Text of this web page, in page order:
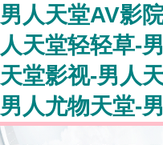
男人天堂AV影
人天堂轻轻草-
天堂影视-男人
男人尤物天堂-